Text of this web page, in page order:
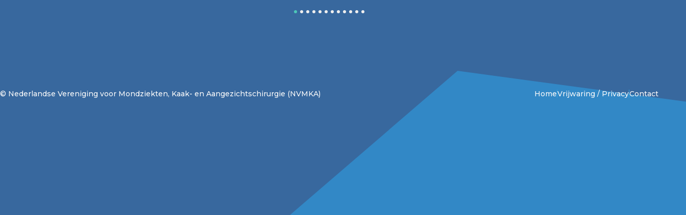
5 6 7 8 9 1011 12
© Nederlandse Vereniging voor Mondziekten, Kaak- en Aangezichtschirurgie (NVMKA) HomeVrijwaring / PrivacyContact